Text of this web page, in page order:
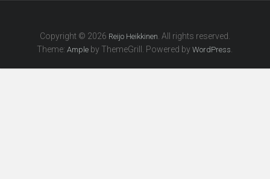
Copyright © 2026 Reijo Heikkinen . All rights reserved.
Theme:Ample by ThemeGrill. Powered byWordPress